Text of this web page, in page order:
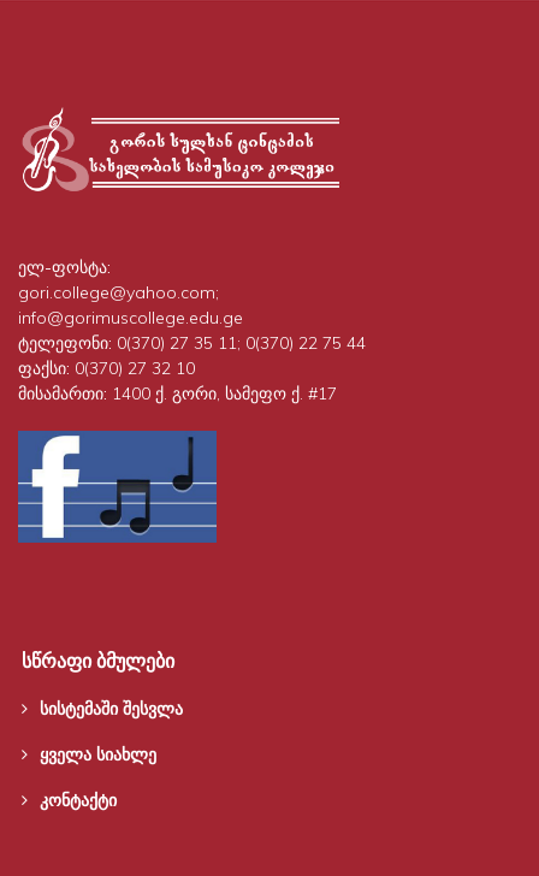
ელ-ფოსტა:
gori.college@yahoo.com;
info@gorimuscollege.edu.ge
ტელეფონი: 0(370) 27 35 11; 0(370) 22 75 44
ფაქსი: 0(370) 27 32 10
მისამართი: 1400 ქ. გორი, სამეფო ქ. #17
სწრაფი ბმულები
სისტემაში შესვლა
ყველა სიახლე
კონტაქტი